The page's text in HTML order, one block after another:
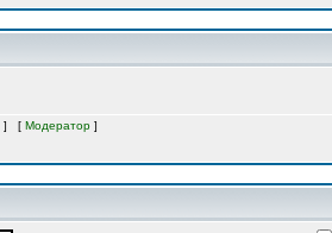
] [ Модератор ]